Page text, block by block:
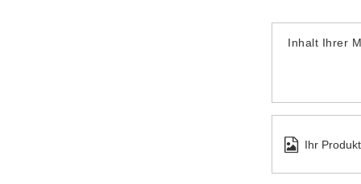
Inhalt Ihrer
Ihr